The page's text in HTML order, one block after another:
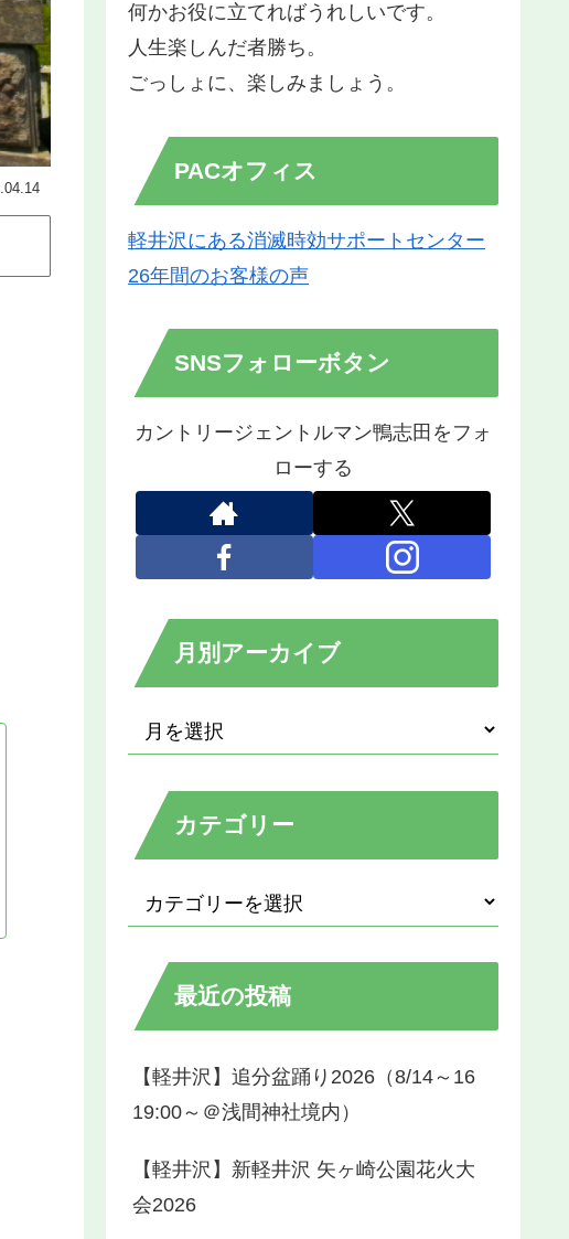
何かお役に立てればうれしいです。
人生楽しんだ者勝ち。
ごっしょに、楽しみましょう。
PACオフィス
軽井沢にある消滅時効サポートセンター
26年間のお客様の声
SNSフォローボタン
カントリージェントルマン鴨志田をフォ
ローする
月別アーカイブ
カテゴリー
最近の投稿
【軽井沢】追分盆踊り2026（8/14～16
19:00～＠浅間神社境内）
【軽井沢】新軽井沢 矢ヶ崎公園花火大
会2026